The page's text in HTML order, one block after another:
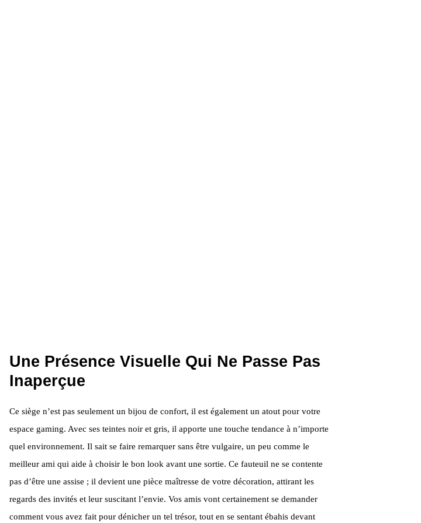
Une Présence Visuelle Qui Ne Passe Pas
Inaperçue
Ce siège n’est pas seulement un bijou de confort, il est également un atout pour votre
espace gaming. Avec ses teintes noir et gris, il apporte une touche tendance à n’importe
quel environnement. Il sait se faire remarquer sans être vulgaire, un peu comme le
meilleur ami qui aide à choisir le bon look avant une sortie. Ce fauteuil ne se contente
pas d’être une assise ; il devient une pièce maîtresse de votre décoration, attirant les
regards des invités et leur suscitant l’envie. Vos amis vont certainement se demander
comment vous avez fait pour dénicher un tel trésor, tout en se sentant ébahis devant